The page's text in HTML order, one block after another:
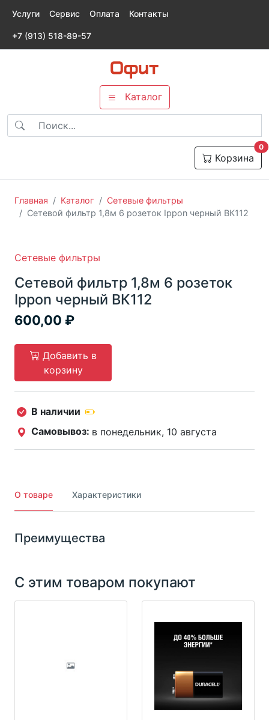
Услуги Сервис Оплата Контакты
+7 (913) 518-89-57
Каталог
Корзина
0
Главная Каталог
Сетевые фильтры
Сетевой фильтр 1,8м 6 розеток Ippon черный ВК112
Сетевые фильтры
Сетевой фильтр 1,8м 6 розеток
Ippon черный ВК112
600,00
Добавить в
корзину
В наличии
Самовывоз: в понедельник, 10 августа
О товаре Характеристики
Преимущества
С этим товаром покупают